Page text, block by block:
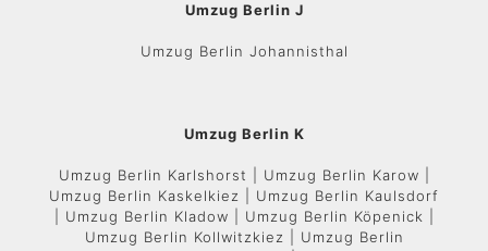
Umzug Berlin J
Umzug Berlin Johannisthal
Umzug Berlin K
Umzug Berlin Karlshorst | Umzug Berlin Karow |
Umzug Berlin Kaskelkiez | Umzug Berlin Kaulsdorf
| Umzug Berlin Kladow | Umzug Berlin Köpenick |
Umzug Berlin Kollwitzkiez | Umzug Berlin